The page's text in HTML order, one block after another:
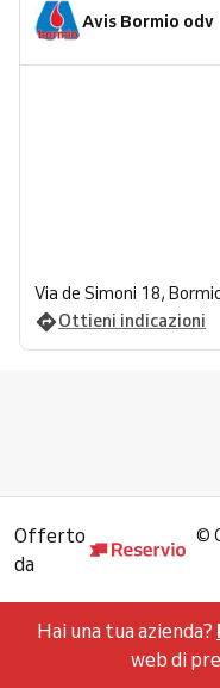
Avis Bormio odv
Via de Simoni 18,
Ottieni indicazioni
Offerto
da
©
Hai una tua azienda?
web di